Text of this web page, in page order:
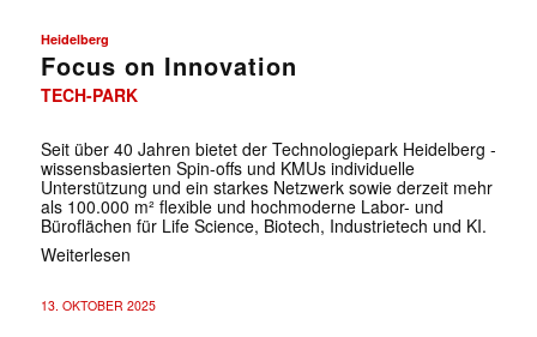
Heidelberg
Focus on Innovation
TECH-PARK
Seit über 40 Jahren bietet der Technologiepark Heidelberg ­
wissensbasierten Spin-offs und KMUs individuelle
Unterstützung und ein starkes Netzwerk sowie derzeit mehr
als 100.000 m² ­flexible und hochmoderne Labor- und
Büroflächen für Life ­Science, Biotech, Industrietech und KI.
Weiterlesen
13. OKTOBER 2025